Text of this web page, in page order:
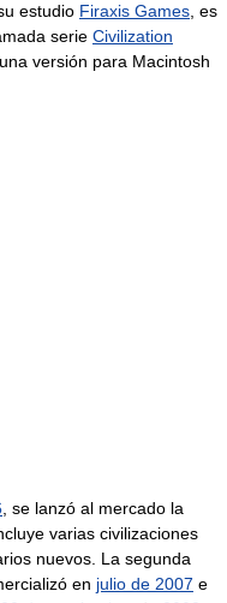
estudio Firaxis Games , es
serie Civilization
versión para Macintosh
, se lanzó al mercado la
varias civilizaciones
nuevos. La segunda
en julio de 2007 e